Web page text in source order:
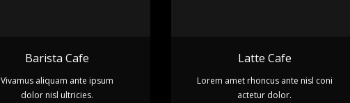
Barista Cafe
Vivamus aliquam ante ipsum
dolor nisl ultricies.
Latte Cafe
Lorem amet rhoncus ante nisl coni
actetur dolor.